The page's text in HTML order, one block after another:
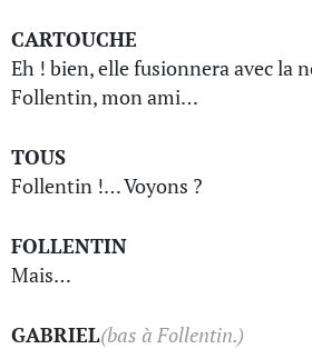
CARTOUCHE
Eh ! bien, elle fusionnera avec la
Follentin, mon ami…
TOUS
Follentin !… Voyons ?
FOLLENTIN
Mais…
GABRIEL(bas à Follentin.)